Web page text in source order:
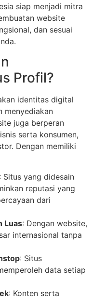
siap menjadi mitra
website
dan sesuai
Profil?
identitas digital
menyediakan
juga berperan
serta konsumen,
Dengan memiliki
: Situs yang didesain
reputasi yang
dari
Luas: Dengan website,
internasional tanpa
: Situs
data setiap
: Konten serta